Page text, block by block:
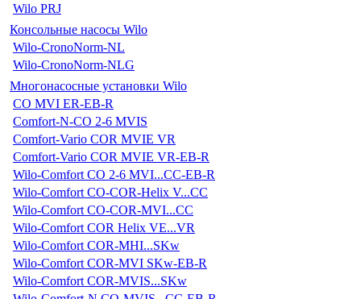
Wilo PRJ
Консольные насосы Wilo
Wilo-CronoNorm-NL
Wilo-CronoNorm-NLG
Многонасосные установки Wilo
CO MVI ER-EB-R
Comfort-N-CO 2-6 MVIS
Comfort-Vario COR MVIE VR
Comfort-Vario COR MVIE VR-EB-R
Wilo-Comfort CO 2-6 MVI...CC-EB-R
Wilo-Comfort CO-COR-Helix V...CC
Wilo-Comfort CO-COR-MVI...CC
Wilo-Comfort COR Helix VE...VR
Wilo-Comfort COR-MHI...SKw
Wilo-Comfort COR-MVI SKw-EB-R
Wilo-Comfort COR-MVIS...SKw